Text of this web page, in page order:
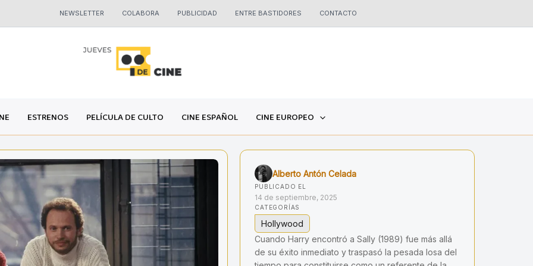
NEWSLETTER COLABORA PUBLICIDAD ENTRE BASTIDORES CONTACTO
ESTRENOS PELÍCULA DE CULTO CINE ESPAÑOL CINE EUROPEO
Alberto Antón Celada
PUBLICADO EL
14 de septiembre, 2025
CATEGORÍAS
Hollywood
Cuando Harry encontró a Sally (1989) fue más allá
de su éxito inmediato y traspasó la pesada losa del